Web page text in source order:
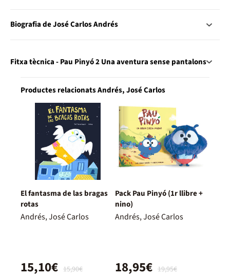
Biografia de José Carlos Andrés
Fitxa tècnica - Pau Pinyó 2 Una aventura sense pantalons
Productes relacionats Andrés, José Carlos
El fantasma de las bragas
rotas
Andrés, José Carlos
15,90€
15,10€
Pack Pau Pinyó (1r llibre +
nino)
Andrés, José Carlos
19,95€
18,95€